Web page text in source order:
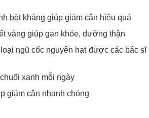
bột kháng giúp giảm cân hiệu quả
vàng giúp gan khỏe, dưỡng thận
ngũ cốc nguyên hạt được các bác sĩ
xanh mỗi ngày
giảm cân nhanh chóng